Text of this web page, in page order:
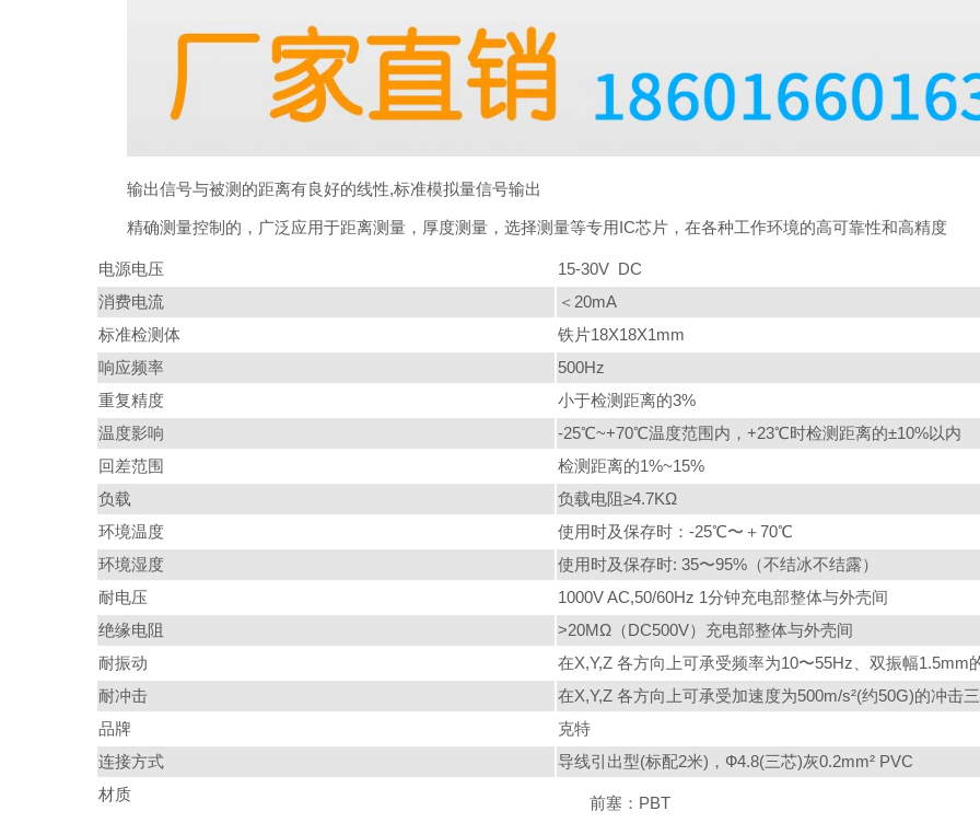
输出信号与被测的距离有良好的线性,标准模拟量信号输出
精确测量控制的，广泛应用于距离测量，厚度测量，选择测量等专用IC芯片，在各种工作环境的高可靠性和高精度
电源电压
15-30V DC
消费电流
＜20mA
标准检测体
铁片18X18X1mm
响应频率
500Hz
重复精度
小于检测距离的3%
温度影响
-25℃~+70℃温度范围内，+23℃时检测距离的±10%以内
回差范围
检测距离的1%~15%
负载
负载电阻≥4.7KΩ
环境温度
使用时及保存时：-25℃〜＋70℃
环境湿度
使用时及保存时: 35〜95%（不结冰不结露）
耐电压
1000V AC,50/60Hz 1分钟充电部整体与外壳间
绝缘电阻
>20MΩ（DC500V）充电部整体与外壳间
耐振动
在X,Y,Z 各方向上可承受频率为10〜55Hz、双振幅1.5mm
耐冲击
在X,Y,Z 各方向上可承受加速度为500m/s²(约50G)的冲击
品牌
克特
连接方式
导线引出型(标配2米)，Ф4.8(三芯)灰0.2mm² PVC
材质
前塞：PBT